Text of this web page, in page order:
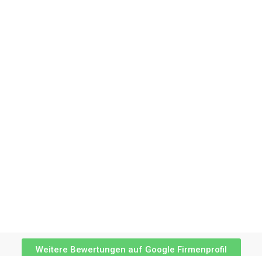
Weitere Bewertungen auf Google Firmenprofil